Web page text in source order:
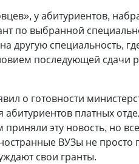
у абитуриентов,
по выбранной
другую специальность,
последующей сдачи
о готовности
платных
эту новость, но
ВУЗы не
свои гранты.